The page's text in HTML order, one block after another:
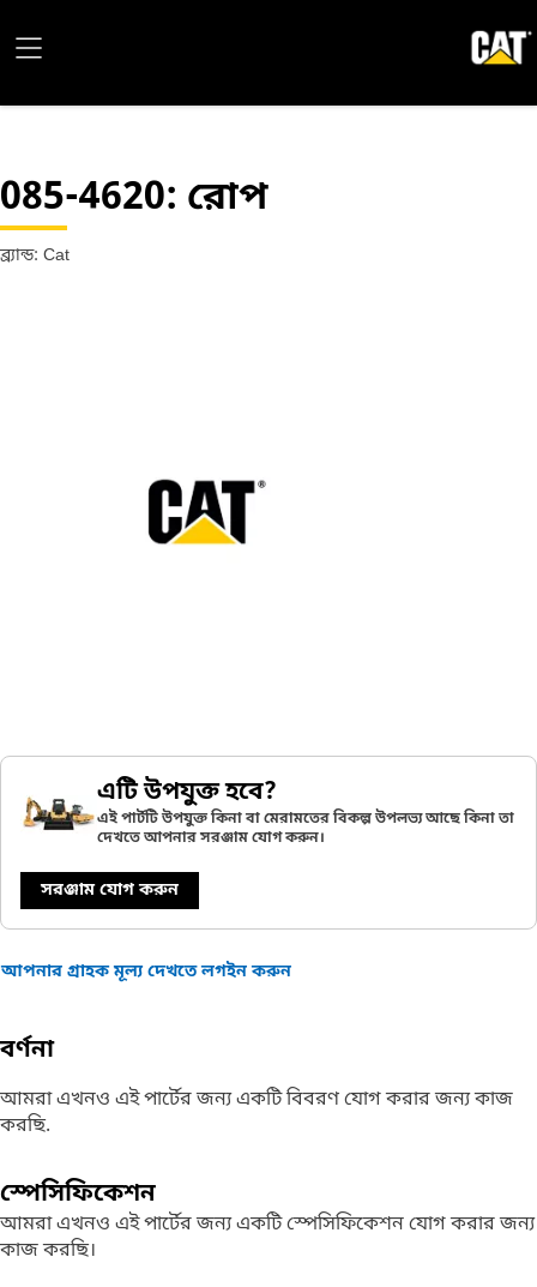
085-4620: রোপ
ব্র্যান্ড: Cat
এটি উপযুক্ত হবে?
এই পার্টটি উপযুক্ত কিনা বা মেরামতের বিকল্প উপলভ্য আছে কিনা তা
দেখতে আপনার সরঞ্জাম যোগ করুন।
সরঞ্জাম যোগ করুন
আপনার গ্রাহক মূল্য দেখতে লগইন করুন
বর্ণনা
আমরা এখনও এই পার্টের জন্য একটি বিবরণ যোগ করার জন্য কাজ
করছি.
স্পেসিফিকেশন
আমরা এখনও এই পার্টের জন্য একটি স্পেসিফিকেশন যোগ করার জন্য
কাজ করছি।